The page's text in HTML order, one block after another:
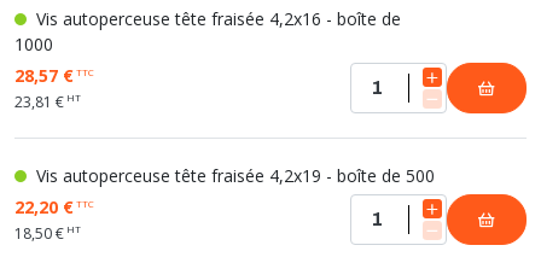
Vis autoperceuse tête fraisée 4,2x16 - boîte de
1000
28,57 €TTC
23,81 € HT
Vis autoperceuse tête fraisée 4,2x19 - boîte de 500
22,20 €TTC
18,50 € HT